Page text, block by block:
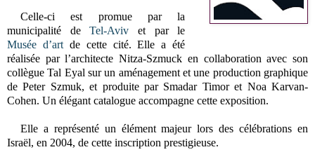
Celle-ci est promue par la
municipalité deTel-Aviv et par le
Musée d’artde cette cité. Elle a été
réalisée par l’architecte Nitza-Szmuck en collaboration avec son
collègue Tal Eyal sur un aménagement et une production graphique
de Peter Szmuk, et produite par Smadar Timor et Noa Karvan-
Cohen. Un élégant catalogue accompagne cette exposition.
Elle a représenté un élément majeur lors des célébrations en
Israël, en 2004, de cette inscription prestigieuse.